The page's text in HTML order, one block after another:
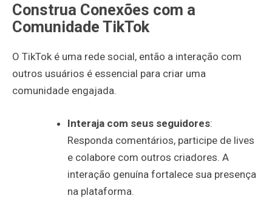
Construa Conexões com a
Comunidade TikTok
O TikTok é uma rede social, então a interação com
outros usuários é essencial para criar uma
comunidade engajada.
Interaja com seus seguidores:
Responda comentários, participe de lives
e colabore com outros criadores. A
interação genuína fortalece sua presença
na plataforma.